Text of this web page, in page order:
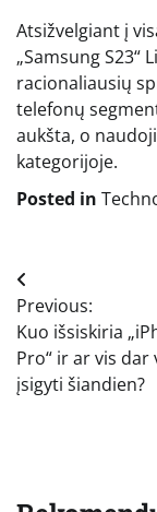
Atsižvelgiant į
„Samsung
racionaliausių
telefonų
aukšta, o
kategorijoje.
Posted in
Navigacija
tarp
įrašų
Previous:
Kuo išsiskiria
Pro“ ir ar vis dar
įsigyti šiandien?